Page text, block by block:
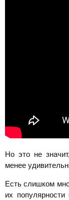
Но это не
менее
Есть слишком
их популярности